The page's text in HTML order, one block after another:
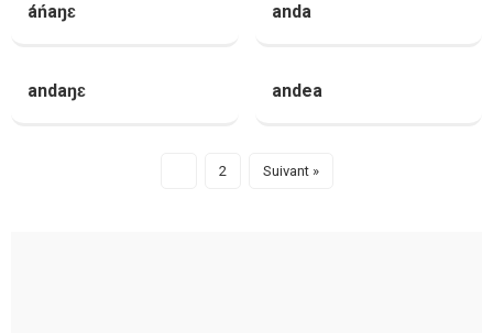
áńaŋɛ anda
andaŋɛ andea
2 Suivant »